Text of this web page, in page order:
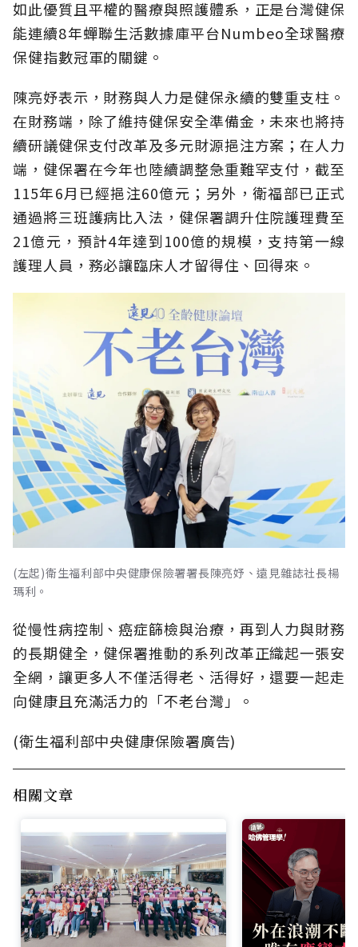
如此優質且平權的醫療與照護體系，正是台灣健保
能連續8年蟬聯生活數據庫平台Numbeo全球醫療
保健指數冠軍的關鍵。
陳亮妤表示，財務與人力是健保永續的雙重支柱。
在財務端，除了維持健保安全準備金，未來也將持
續研議健保支付改革及多元財源挹注方案；在人力
端，健保署在今年也陸續調整急重難罕支付，截至
115年6月已經挹注60億元；另外，衛福部已正式
通過將三班護病比入法，健保署調升住院護理費至
21億元，預計4年達到100億的規模，支持第一線
護理人員，務必讓臨床人才留得住、回得來。
(左起)衛生福利部中央健康保險署署長陳亮妤、遠見雜誌社長楊
瑪利。
從慢性病控制、癌症篩檢與治療，再到人力與財務
的長期健全，健保署推動的系列改革正織起一張安
全網，讓更多人不僅活得老、活得好，還要一起走
向健康且充滿活力的「不老台灣」。
(衛生福利部中央健康保險署廣告)
相關文章